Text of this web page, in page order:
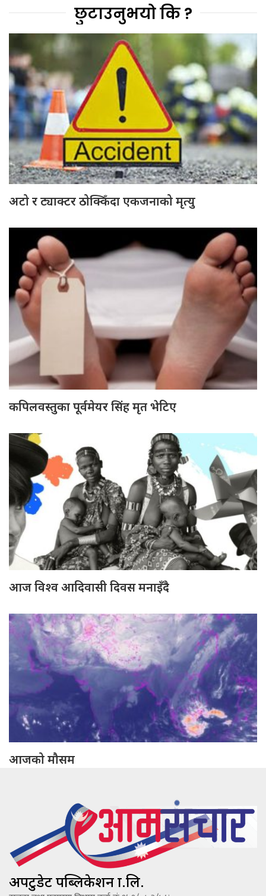
छुटाउनुभयो कि ?
अटो र ट्याक्टर ठोक्किँदा एकजनाको मृत्यु
कपिलवस्तुका पूर्वमेयर सिंह मृत भेटिए
आज विश्व आदिवासी दिवस मनाइँदै
आजको मौसम
अपटुडेट पब्लिकेशन प्रा.लि.